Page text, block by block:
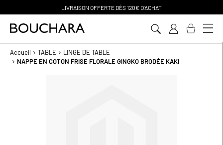
LIVRAISON OFFERTE DÈS 120€ D'ACHAT
Accueil TABLE
LINGE DE TABLE
NAPPE EN COTON FRISE FLORALE GINGKO BRODÉE KAKI